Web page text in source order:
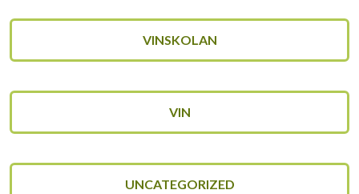
VINSKOLAN
VIN
UNCATEGORIZED